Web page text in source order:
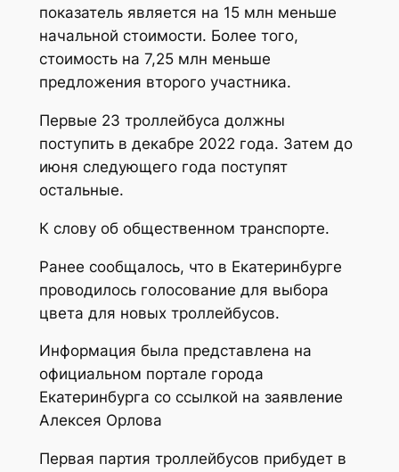
показатель является на 15 млн меньше
начальной стоимости. Более того,
стоимость на 7,25 млн меньше
предложения второго участника.
Первые 23 троллейбуса должны
поступить в декабре 2022 года. Затем до
июня следующего года поступят
остальные.
К слову об общественном транспорте.
Ранее сообщалось, что в Екатеринбурге
проводилось голосование для выбора
цвета для новых троллейбусов.
Информация была представлена на
официальном портале города
Екатеринбурга со ссылкой на заявление
Алексея Орлова
Первая партия троллейбусов прибудет в